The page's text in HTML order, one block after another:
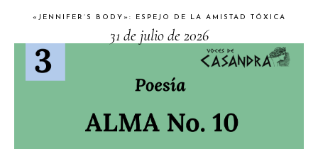
«JENNIFER’S BODY»: ESPEJO DE LA AMISTAD TÓXICA
31 de julio de 2026